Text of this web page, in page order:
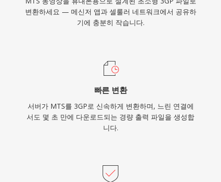
변환하세요 — 메신저 앱과 셀룰러 네트워크에서 공유하
기에 충분히 작습니다.
빠른 변환
서버가 MTS를 3GP로 신속하게 변환하며, 느린 연결에
서도 몇 초 만에 다운로드되는 경량 출력 파일을 생성합
니다.